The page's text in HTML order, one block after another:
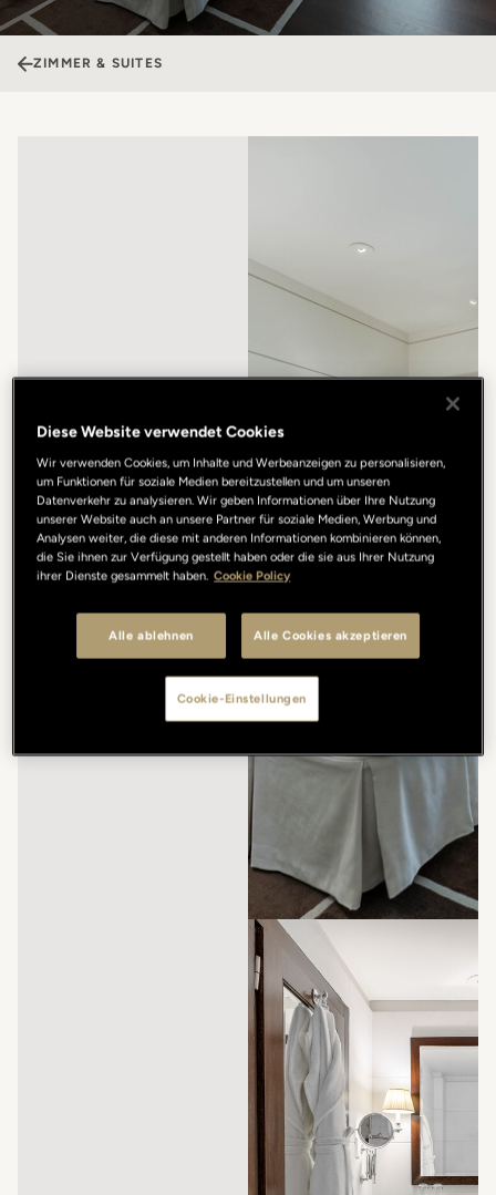
ZIMMER & SUITES
Diese Website verwendet Cookies
Wir verwenden Cookies, um Inhalte und Werbeanzeigen zu personalisieren,
um Funktionen für soziale Medien bereitzustellen und um unseren
Datenverkehr zu analysieren. Wir geben Informationen über Ihre Nutzung
unserer Website auch an unsere Partner für soziale Medien, Werbung und
Analysen weiter, die diese mit anderen Informationen kombinieren können,
die Sie ihnen zur Verfügung gestellt haben oder die sie aus Ihrer Nutzung
ihrer Dienste gesammelt haben. Cookie Policy
Alle ablehnen Alle Cookies akzeptieren
Cookie-Einstellungen